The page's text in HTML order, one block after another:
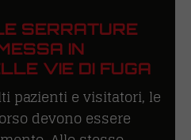
SERRATURE
IN
VIE DI FUGA
pazienti e visitatori, le
devono essere